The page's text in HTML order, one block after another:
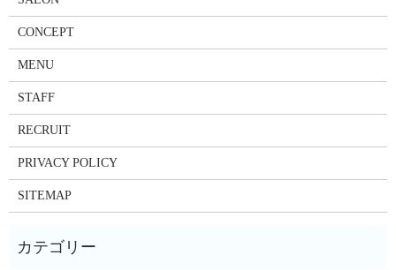
CONCEPT
MENU
STAFF
RECRUIT
PRIVACY POLICY
SITEMAP